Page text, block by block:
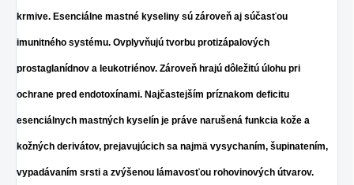
krmive. Esenciálne mastné kyseliny sú zároveň aj súčasťou
imunitného systému. Ovplyvňujú tvorbu protizápalových
prostaglanídnov a leukotriénov. Zároveň hrajú dôležitú úlohu pri
ochrane pred endotoxínami. Najčastejším príznakom deficitu
esenciálnych mastných kyselín je práve narušená funkcia kože a
kožných derivátov, prejavujúcich sa najmä vysychaním, šupinatením,
vypadávaním srsti a zvýšenou lámavosťou rohovinových útvarov.